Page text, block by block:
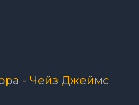
- Чейз Джеймс